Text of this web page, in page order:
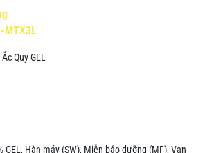
MTX3L
Quy GEL
GEL, Hàn máy (SW), Miễn bảo dưỡng (MF), Van